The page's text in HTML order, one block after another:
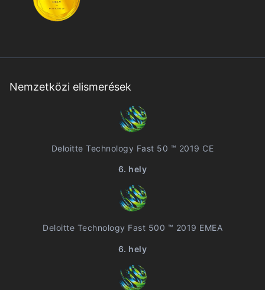
Nemzetközi elismerések
Deloitte Technology Fast 50 ™ 2019 CE
6. hely
Deloitte Technology Fast 500 ™ 2019 EMEA
6. hely